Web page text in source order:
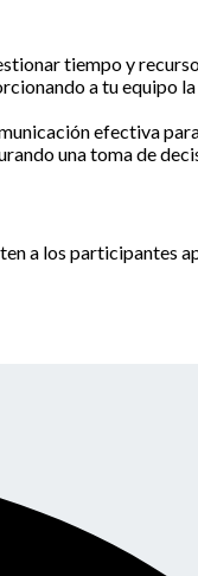
tiempo y
a tu equipo
efectiva
una toma de
a los participantes